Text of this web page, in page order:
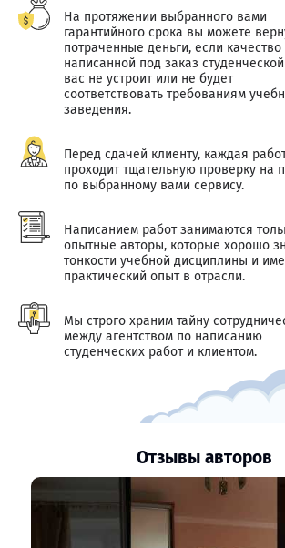
На протяжении выбранного вами
гарантийного срока вы можете
потраченные деньги, если качество
написанной под заказ
вас не устроит или не будет
соответствовать требованиям
заведения.
Перед сдачей клиенту, каждая
проходит тщательную проверку на
по выбранному вами сервису.
Написанием работ занимаются
опытные авторы, которые хорошо
тонкости учебной дисциплины и
практический опыт в отрасли.
Мы строго храним тайну
между агентством по написанию
студенческих работ и клиентом.
Отзывы авторов